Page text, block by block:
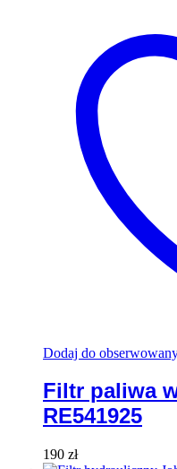
Dodaj do
Filtr paliwa
RE541925
190 zł